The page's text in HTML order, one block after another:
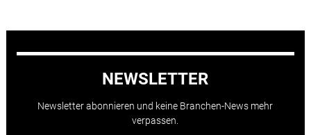
NEWSLETTER
Newsletter abonnieren und keine Branchen-News mehr
verpassen.